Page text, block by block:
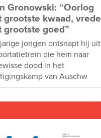
Gronowski: “Oorlog
grootste kwaad, vrede
grootste goed”
jongen ontsnapt hij uit
die hem naar
dood in het
van Auschw